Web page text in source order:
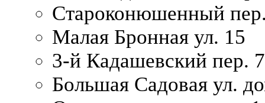
Староконюшенный
Малая Бронная ул. 15
3-й Кадашевский пер.
Большая Садовая ул.